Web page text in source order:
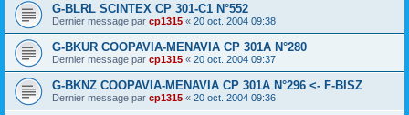
G-BLRL SCINTEX CP 301-C1 N°552
Dernier message par cp1315 « 20 oct. 2004 09:38
G-BKUR COOPAVIA-MENAVIA CP 301A N°280
Dernier message par cp1315 « 20 oct. 2004 09:37
G-BKNZ COOPAVIA-MENAVIA CP 301A N°296 <- F-BISZ
Dernier message par cp1315 « 20 oct. 2004 09:36